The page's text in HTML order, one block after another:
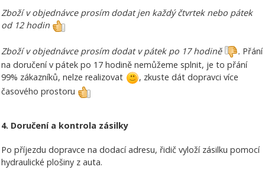
Zboží v objednávce prosím dodat jen každý čtvrtek nebo pátek
od 12 hodin
Zboží v objednávce prosím dodat v pátek po 17 hodině . Přání
na doručení v pátek po 17 hodině nemůžeme splnit, je to přání
99% zákazníků, nelze realizovat
, zkuste dát dopravci více
časového prostoru
4. Doručení a kontrola zásilky
Po příjezdu dopravce na dodací adresu, řidič vyloží zásilku pomocí
hydraulické plošiny z auta.